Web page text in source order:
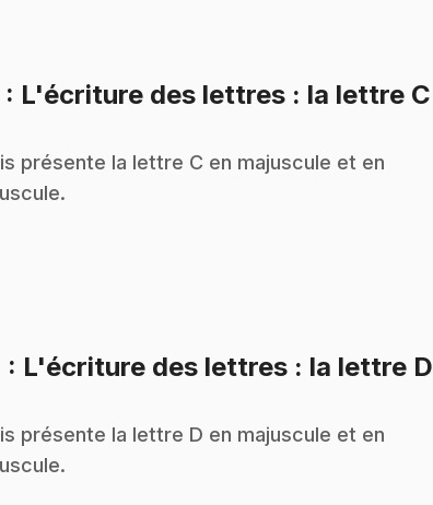
: L'écriture des lettres : la lettre C
présente la lettre C en majuscule et en
: L'écriture des lettres : la lettre D
présente la lettre D en majuscule et en